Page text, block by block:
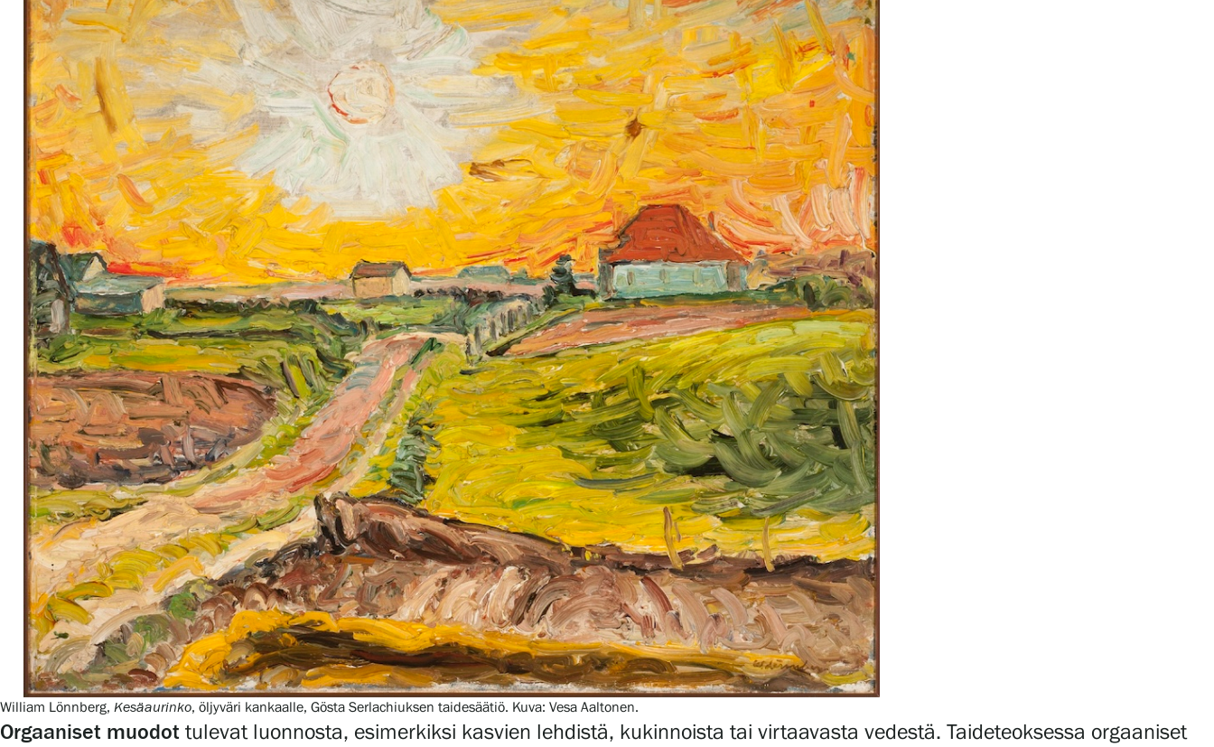
Serlachius Art & Sauna Express
Medialle
Vastuullisuus
Esteettömyys
Tietosuoja ja evästeet
Verkkokauppa
William Lönnberg, Kesäaurinko, öljyväri kankaalle, Gösta Serlachiuksen taidesäätiö. Kuva: Vesa Aaltonen.
Orgaaniset muodot tulevat luonnosta, esimerkiksi kasvien lehdistä, kukinnoista tai virtaavasta vedestä. Taideteoksessa orgaaniset